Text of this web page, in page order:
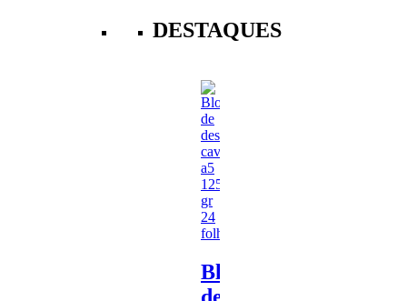
DESTAQUES
Bloco
de